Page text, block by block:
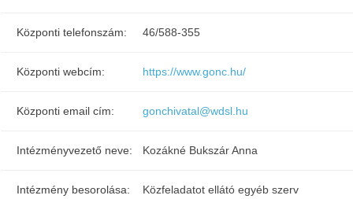
Központi telefonszám: 46/588-355
Központi webcím: https://www.gonc.hu/
Központi email cím: gonchivatal@wdsl.hu
Intézményvezető neve: Kozákné Bukszár Anna
Intézmény besorolása: Közfeladatot ellátó egyéb szerv